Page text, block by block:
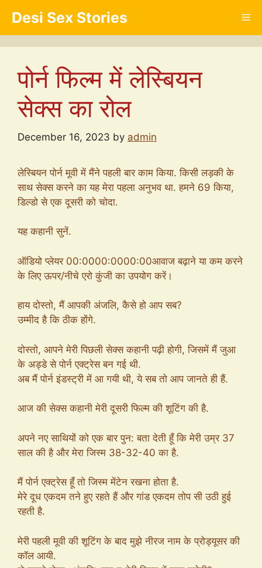
content
Desi Sex Stories
पोर्न फिल्म में लेस्बियन
सेक्स का रोल
December 16, 2023 by admin
लेस्बियन पोर्न मूवी में मैंने पहली बार काम किया. किसी लड़की के
साथ सेक्स करने का यह मेरा पहला अनुभव था. हमने 69 किया,
डिल्डो से एक दूसरी को चोदा.
यह कहानी सुनें.
ऑडियो प्लेयर 00:0000:0000:00आवाज बढ़ाने या कम करने
के लिए ऊपर/नीचे एरो कुंजी का उपयोग करें।
हाय दोस्तो, मैं आपकी अंजलि, कैसे हो आप सब?
उम्मीद है कि ठीक होंगे.
दोस्तो, आपने मेरी पिछली सेक्स कहानी पढ़ी होगी, जिसमें मैं जुआ
के अड्डे से पोर्न एक्ट्रेस बन गई थी.
अब मैं पोर्न इंडस्ट्री में आ गयी थी, ये सब तो आप जानते ही हैं.
आज की सेक्स कहानी मेरी दूसरी फिल्म की शूटिंग की है.
अपने नए साथियों को एक बार पुन: बता देती हूँ कि मेरी उम्र 37
साल की है और मेरा जिस्म 38-32-40 का है.
मैं पोर्न एक्ट्रेस हूँ तो जिस्म मेंटेन रखना होता है.
मेरे दूध एकदम तने हुए रहते हैं और गांड एकदम तोप सी उठी हुई
रहती है.
मेरी पहली मूवी की शूटिंग के बाद मुझे नीरज नाम के प्रोड्यूसर की
कॉल आयी.